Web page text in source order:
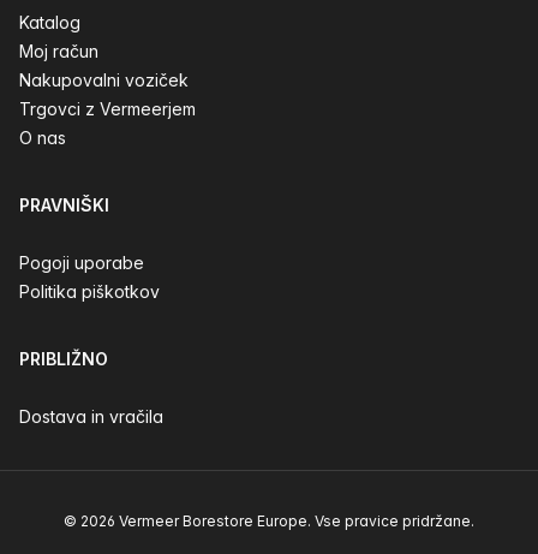
Katalog
Moj račun
Nakupovalni voziček
Trgovci z Vermeerjem
O nas
PRAVNIŠKI
Pogoji uporabe
Politika piškotkov
PRIBLIŽNO
Dostava in vračila
© 2026 Vermeer Borestore Europe. Vse pravice pridržane.